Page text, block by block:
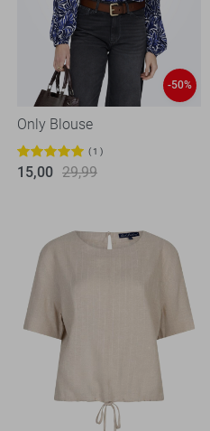
-50%
Only Blouse
1
15,00 29,99